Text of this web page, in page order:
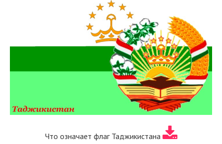
Что означает флаг Таджикистана